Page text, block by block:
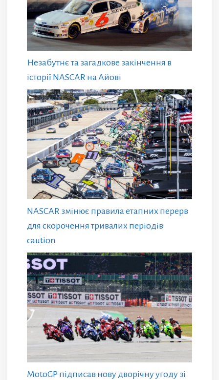
Незабутнє та загадкове закінчення в
історії NASCAR на Айові
NASCAR змінює правила етапних перерв
для скорочення тривалих періодів
caution
MotoGP підписав нову дворічну угоду зі